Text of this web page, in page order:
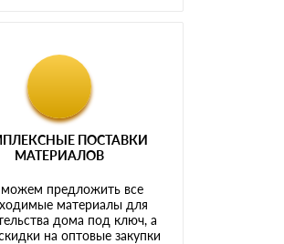
ПОСТАВКИ
МАТЕРИАЛОВ
предложить все
материалы для
дома под ключ, а
на оптовые закупки